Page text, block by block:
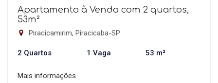
Apartamento à Venda com 2 quartos,
53m²
Piracicamirim, Piracicaba-SP
2 Quartos 1 Vaga 53 m²
Mais informações